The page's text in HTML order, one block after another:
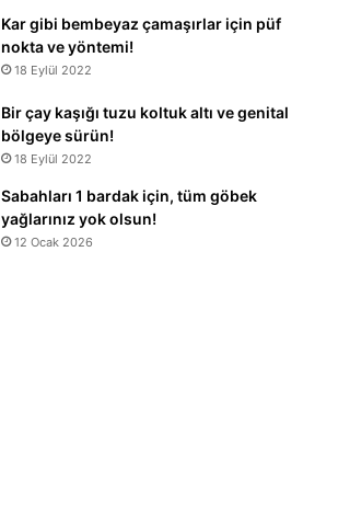
Kar gibi bembeyaz çamaşırlar için püf
nokta ve yöntemi!
18 Eylül 2022
Bir çay kaşığı tuzu koltuk altı ve genital
bölgeye sürün!
18 Eylül 2022
Sabahları 1 bardak için, tüm göbek
yağlarınız yok olsun!
12 Ocak 2026